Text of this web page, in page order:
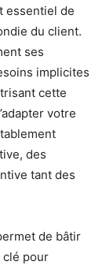
essentiel de
du client.
ses
implicites
cette
votre
des
tant des
de bâtir
clé pour